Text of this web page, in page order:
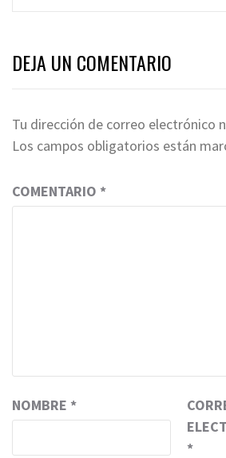
DEJA UN COMENTARIO
Tu dirección de correo electrónico
Los campos obligatorios están
COMENTARIO *
NOMBRE *
*